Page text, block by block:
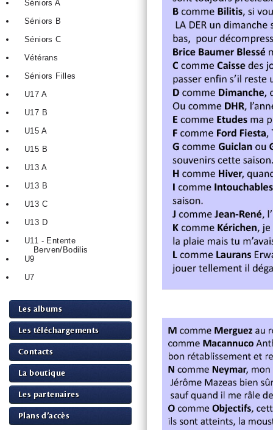
Séniors A
Séniors B
Séniors C
Vétérans
Séniors Filles
U17 A
U17 B
U15 A
U15 B
U13 A
U13 B
U13 C
U13 D
U11 - Entente
Berven/Bodilis
U9
U7
Les albums
Les téléchargements
Contacts
La boutique
Les partenaires
Plans d’accès